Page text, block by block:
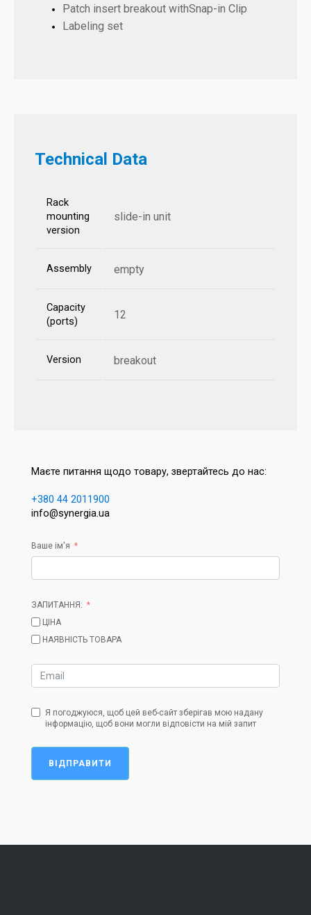
Patch insert breakout withSnap-in Clip
Labeling set
Technical Data
Rack
mounting
version
slide-in unit
Assembly empty
Capacity
(ports)
12
Version breakout
Маєте питання щодо товару, звертайтесь до нас:
+380 44 2011900
info@synergia.ua
Ваше ім'я
ЗАПИТАННЯ:
ЦІНА
НАЯВНІСТЬ ТОВАРА
Я погоджуюся, щоб цей веб-сайт зберігав мою надану
інформацію, щоб вони могли відповісти на мій запит
ВІДПРАВИТИ